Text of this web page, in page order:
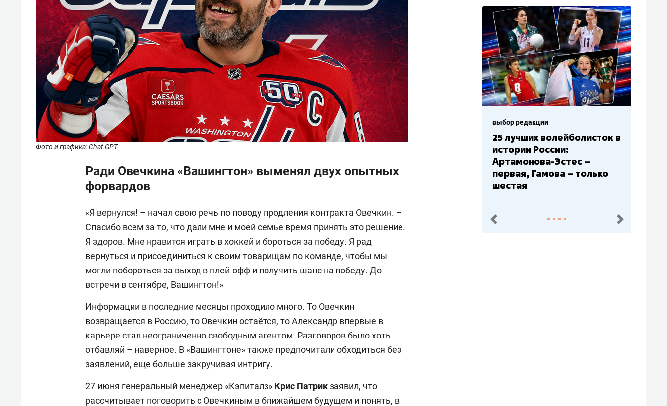
Фото и графика: Chat GPT
Ради Овечкина «Вашингтон» выменял двух опытных
форвардов
«Я вернулся! – начал свою речь по поводу продления контракта Овечкин. –
Спасибо всем за то, что дали мне и моей семье время принять это решение.
Я здоров. Мне нравится играть в хоккей и бороться за победу. Я рад
вернуться и присоединиться к своим товарищам по команде, чтобы мы
могли побороться за выход в плей-офф и получить шанс на победу. До
встречи в сентябре, Вашингтон!»
Информации в последние месяцы проходило много. То Овечкин
возвращается в Россию, то Овечкин остаётся, то Александр впервые в
карьере стал неограниченно свободным агентом. Разговоров было хоть
отбавляй – наверное. В «Вашингтоне» также предпочитали обходиться без
заявлений, еще больше закручивая интригу.
27 июня генеральный менеджер «Кэпиталз» Крис Патрикзаявил, что
рассчитывает поговорить с Овечкиным в ближайшем будущем и понять, в
выбор редакции
Бюджеты клубов КХЛ: СКА
– главный мажор, «Ак
Барс» – второй, «Салават
Юлаев» – середняк
пред. след.